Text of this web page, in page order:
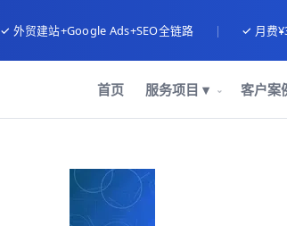
✓ 外贸建站+Google Ads+SEO全链路 | ✓ 月费
首页 服务项目 ▾ 客户案